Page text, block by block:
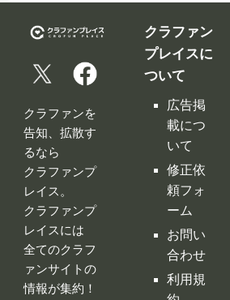
クラファンを
告知、拡散す
るなら
クラファンプ
レイス。
クラファンプ
レイスには
全てのクラフ
ァンサイトの
情報が集約！
クラファン
プレイスに
ついて
広告掲
載につ
いて
修正依
頼フォ
ーム
お問い
合わせ
利用規